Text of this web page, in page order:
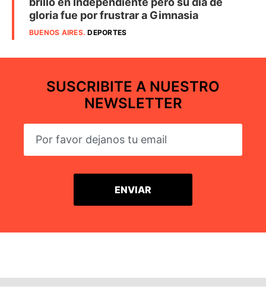
gloria fue por frustrar a Gimnasia
BUENOS AIRES.DEPORTES
SUSCRIBITE A NUESTRO
NEWSLETTER